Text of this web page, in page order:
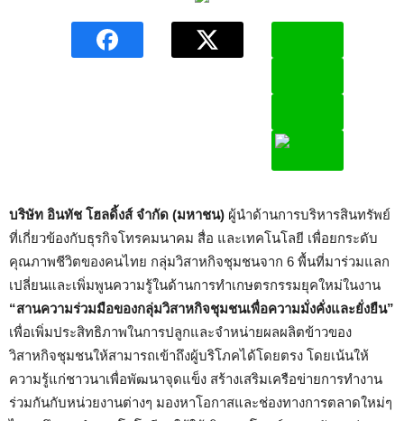
บริษัท อินทัช โฮลดิ้งส์ จำกัด (มหาชน) ผู้นำด้านการบริหารสินทรัพย์
ที่เกี่ยวข้องกับธุรกิจโทรคมนาคม สื่อ และเทคโนโลยี เพื่อยกระดับ
คุณภาพชีวิตของคนไทย กลุ่มวิสาหกิจชุมชนจาก 6 พื้นที่มาร่วมแลก
เปลี่ยนและเพิ่มพูนความรู้ในด้านการทำเกษตรกรรมยุคใหม่ในงาน
“สานความร่วมมือของกลุ่มวิสาหกิจชุมชนเพื่อความมั่งคั่งและยั่งยืน”
เพื่อเพิ่มประสิทธิภาพในการปลูกและจำหน่ายผลผลิตข้าวของ
วิสาหกิจชุมชนให้สามารถเข้าถึงผู้บริโภคได้โดยตรง โดยเน้นให้
ความรู้แก่ชาวนาเพื่อพัฒนาจุดแข็ง สร้างเสริมเครือข่ายการทำงาน
ร่วมกันกับหน่วยงานต่างๆ มองหาโอกาสและช่องทางการตลาดใหม่ๆ